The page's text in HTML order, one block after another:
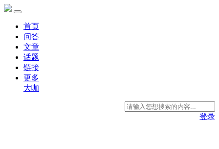
首页
问答
文章
话题
链接
更多
大咖
登录